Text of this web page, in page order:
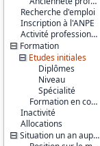
Recherche d'emploi
Inscription à l'ANPE
Activité professionnelle antérieure
Formation
Etudes initiales
Diplômes
Niveau
Spécialité
Formation en cours
Inactivité
Allocations
Situation un an auparavant
Travail et
emploi
Série :
Enquête
Emploi /
Enquête
Emploi en
continu
(EE / EEC)
Couverture
géographique :